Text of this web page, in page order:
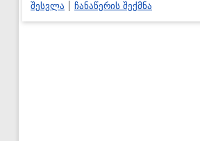
შესვლა ჩანაწერის შექმნა